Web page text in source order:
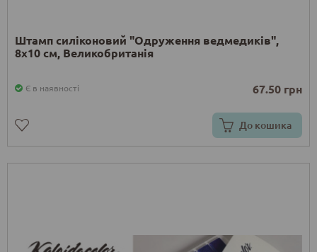
Штамп силіконовий "Одруження ведмедиків",
8х10 см, Великобританія
Є в наявності 67.50 грн
До кошика